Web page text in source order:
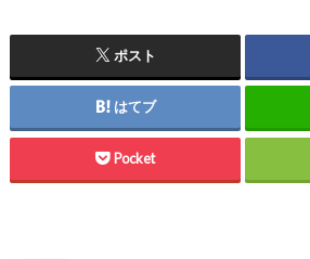
ポスト
はてブ
Pocket